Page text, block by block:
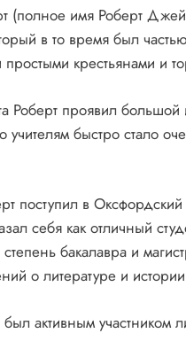
(полное имя Роберт
в то время был
крестьянами и
Роберт проявил
учителям быстро стало
поступил в
себя как отличный
бакалавра и
о литературе и
активным